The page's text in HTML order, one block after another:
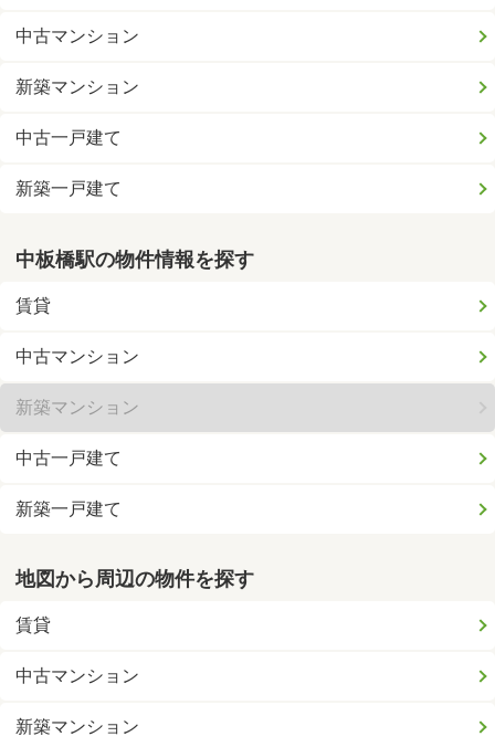
中古マンション
新築マンション
中古一戸建て
新築一戸建て
中板橋駅の物件情報を探す
賃貸
中古マンション
新築マンション
中古一戸建て
新築一戸建て
地図から周辺の物件を探す
賃貸
中古マンション
新築マンション